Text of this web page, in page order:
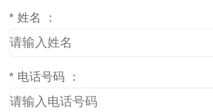
* 姓名 ：
* 电话号码 ：